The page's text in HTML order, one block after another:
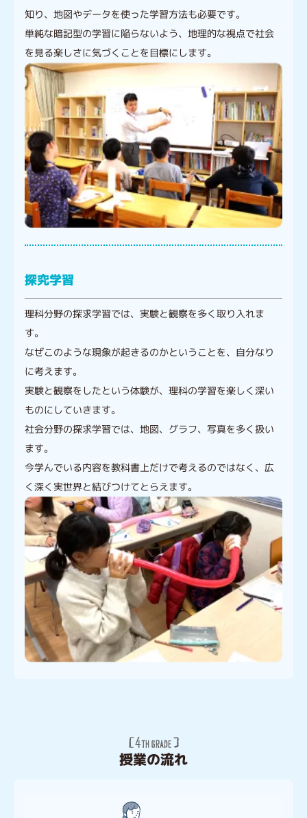
知り、地図やデータを使った学習方法も必要です。
単純な暗記型の学習に陥らないよう、地理的な視点で社会
を見る楽しさに気づくことを目標にします。
探究学習
理科分野の探求学習では、実験と観察を多く取り入れま
す。
なぜこのような現象が起きるのかということを、自分なり
に考えます。
実験と観察をしたという体験が、理科の学習を楽しく深い
ものにしていきます。
社会分野の探求学習では、地図、グラフ、写真を多く扱い
ます。
今学んでいる内容を教科書上だけで考えるのではなく、広
く深く実世界と結びつけてとらえます。
授業の流れ